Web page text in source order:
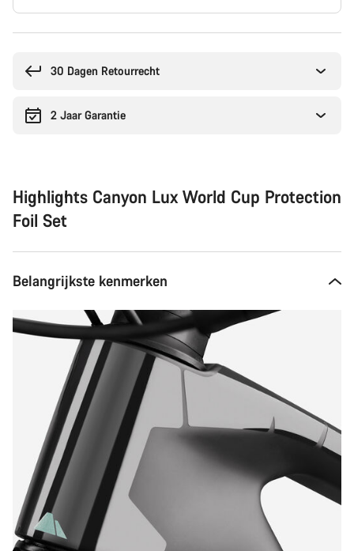
30 Dagen Retourrecht
2 Jaar Garantie
Highlights Canyon Lux World Cup Protection
Foil Set
Belangrijkste kenmerken